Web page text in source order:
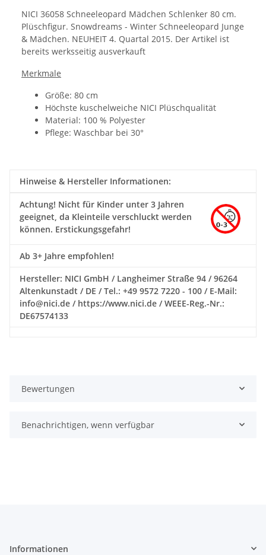
NICI 36058 Schneeleopard Mädchen Schlenker 80 cm.
Plüschfigur. Snowdreams - Winter Schneeleopard Junge
& Mädchen. NEUHEIT 4. Quartal 2015. Der Artikel ist
bereits werksseitig ausverkauft
Merkmale
Größe: 80 cm
Höchste kuschelweiche NICI Plüschqualität
Material: 100 % Polyester
Pflege: Waschbar bei 30°
Hinweise & Hersteller Informationen:
Achtung! Nicht für Kinder unter 3 Jahren
geeignet, da Kleinteile verschluckt werden
können. Erstickungsgefahr!
Ab 3+ Jahre empfohlen!
Hersteller: NICI GmbH / Langheimer Straße 94 / 96264
Altenkunstadt / DE / Tel.: +49 9572 7220 - 100 / E-Mail:
info@nici.de / https://www.nici.de / WEEE-Reg.-Nr.:
DE67574133
Bewertungen
Benachrichtigen, wenn verfügbar
Informationen